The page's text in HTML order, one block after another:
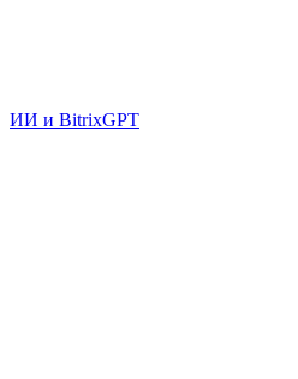
ИИ и BitrixGPT